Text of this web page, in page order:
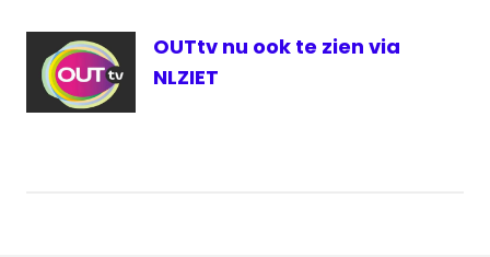
OUTtv nu ook te zien via
NLZIET